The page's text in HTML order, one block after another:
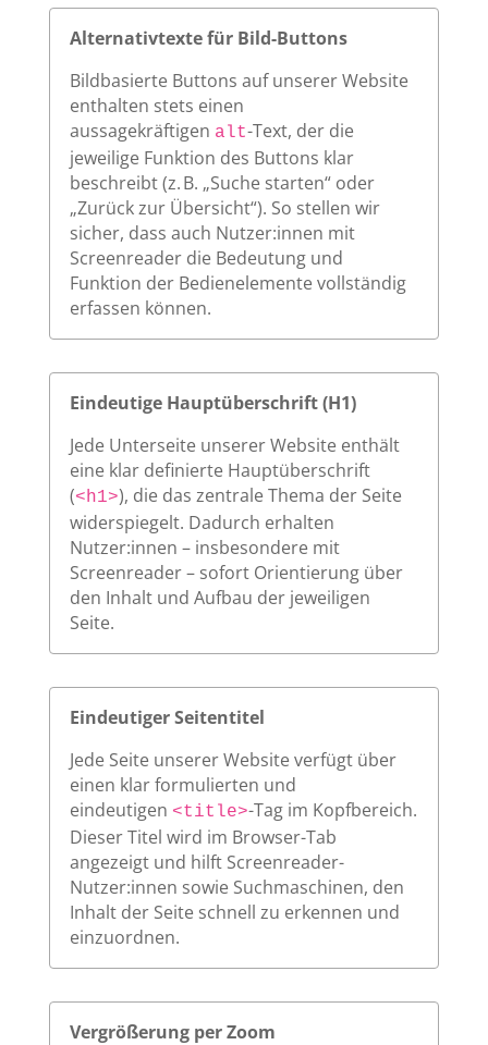
Alternativtexte für Bild-Buttons
Bildbasierte Buttons auf unserer Website
enthalten stets einen
aussagekräftigen alt-Text, der die
jeweilige Funktion des Buttons klar
beschreibt (z. B. „Suche starten“ oder
„Zurück zur Übersicht“). So stellen wir
sicher, dass auch Nutzer:innen mit
Screenreader die Bedeutung und
Funktion der Bedienelemente vollständig
erfassen können.
Eindeutige Hauptüberschrift (H1)
Jede Unterseite unserer Website enthält
eine klar definierte Hauptüberschrift
(<h1>), die das zentrale Thema der Seite
widerspiegelt. Dadurch erhalten
Nutzer:innen – insbesondere mit
Screenreader – sofort Orientierung über
den Inhalt und Aufbau der jeweiligen
Seite.
Eindeutiger Seitentitel
Jede Seite unserer Website verfügt über
einen klar formulierten und
eindeutigen <title>-Tag im Kopfbereich.
Dieser Titel wird im Browser-Tab
angezeigt und hilft Screenreader-
Nutzer:innen sowie Suchmaschinen, den
Inhalt der Seite schnell zu erkennen und
einzuordnen.
Vergrößerung per Zoom